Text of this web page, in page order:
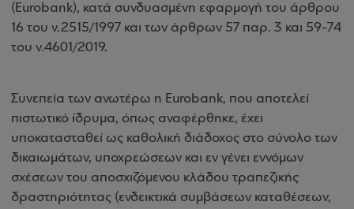
(Εurobank), κατά συνδυασμένη εφαρμογή του άρθρου
16 του ν.2515/1997 και των άρθρων 57 παρ. 3 και 59-74
του ν.4601/2019.
Συνεπεία των ανωτέρω η Eurobank, που αποτελεί
πιστωτικό ίδρυμα, όπως αναφέρθηκε, έχει
υποκατασταθεί ως καθολική διάδοχος στο σύνολο των
δικαιωμάτων, υποχρεώσεων και εν γένει εννόμων
σχέσεων του αποσχιζόμενου κλάδου τραπεζικής
δραστηριότητας (ενδεικτικά συμβάσεων καταθέσεων,